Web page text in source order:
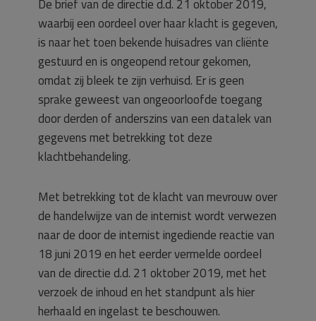
De brief van de directie d.d. 21 oktober 2019,
waarbij een oordeel over haar klacht is gegeven,
is naar het toen bekende huisadres van cliënte
gestuurd en is ongeopend retour gekomen,
omdat zij bleek te zijn verhuisd. Er is geen
sprake geweest van ongeoorloofde toegang
door derden of anderszins van een datalek van
gegevens met betrekking tot deze
klachtbehandeling.
Met betrekking tot de klacht van mevrouw over
de handelwijze van de internist wordt verwezen
naar de door de internist ingediende reactie van
18 juni 2019 en het eerder vermelde oordeel
van de directie d.d. 21 oktober 2019, met het
verzoek de inhoud en het standpunt als hier
herhaald en ingelast te beschouwen.